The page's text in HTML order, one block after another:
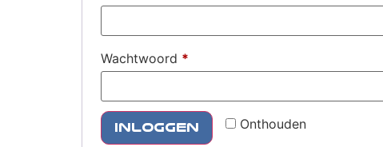
Wachtwoord *
Onthouden
Inloggen